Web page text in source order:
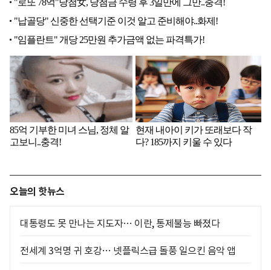
오늘의 핫뉴스
대통령도 못 만나는 지도자… 이란, 통제불능 빠졌다
전세계 3억명 귀 호강… 넷플릭스급 돌풍 일으킨 음악 앱